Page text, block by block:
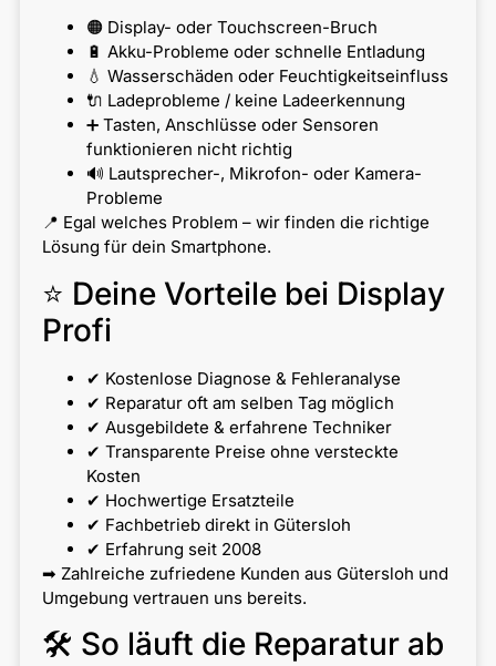
🟠 Display- oder Touchscreen-Bruch
🔋 Akku-Probleme oder schnelle Entladung
💧 Wasserschäden oder Feuchtigkeitseinfluss
🔌 Ladeprobleme / keine Ladeerkennung
➕ Tasten, Anschlüsse oder Sensoren
funktionieren nicht richtig
🔊 Lautsprecher-, Mikrofon- oder Kamera-
Probleme
📍 Egal welches Problem – wir finden die richtige
Lösung für dein Smartphone.
⭐ Deine Vorteile bei Display
Profi
✔ Kostenlose Diagnose & Fehleranalyse
✔ Reparatur oft am selben Tag möglich
✔ Ausgebildete & erfahrene Techniker
✔ Transparente Preise ohne versteckte
Kosten
✔ Hochwertige Ersatzteile
✔ Fachbetrieb direkt in Gütersloh
✔ Erfahrung seit 2008
➡ Zahlreiche zufriedene Kunden aus Gütersloh und
Umgebung vertrauen uns bereits.
🛠 So läuft die Reparatur ab